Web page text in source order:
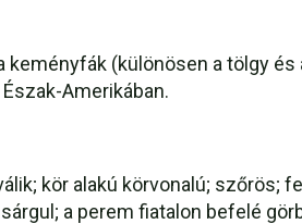
(különösen a tölgy
Amerikában.
kör alakú körvonalú; szőrös;
a perem fiatalon befelé